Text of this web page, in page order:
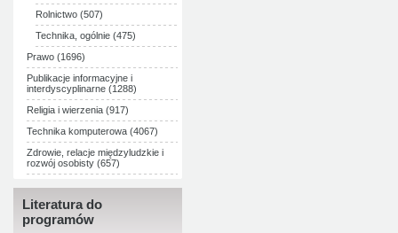
Rolnictwo (507)
Technika, ogólnie (475)
Prawo (1696)
Publikacje informacyjne i
interdyscyplinarne (1288)
Religia i wierzenia (917)
Technika komputerowa (4067)
Zdrowie, relacje międzyludzkie i
rozwój osobisty (657)
Literatura do
programów